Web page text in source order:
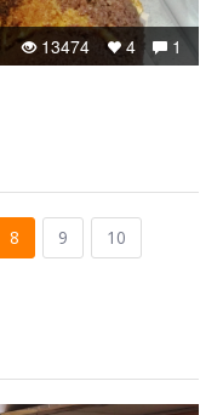
1
4
13474
8 9
10